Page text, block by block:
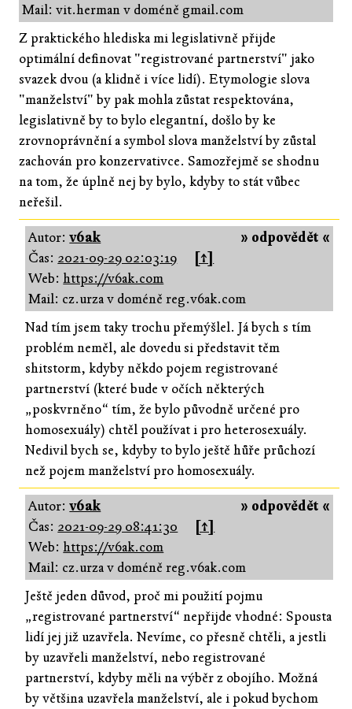
Mail: vit.herman v doméně gmail.com
Z praktického hlediska mi legislativně přijde
optimální definovat "registrované partnerství" jako
svazek dvou (a klidně i více lidí). Etymologie slova
"manželství" by pak mohla zůstat respektována,
legislativně by to bylo elegantní, došlo by ke
zrovnoprávnění a symbol slova manželství by zůstal
zachován pro konzervativce. Samozřejmě se shodnu
na tom, že úplně nej by bylo, kdyby to stát vůbec
neřešil.
» odpovědět «
Autor:v6ak
Čas: 2021-09-29 02:03:19
[↑]
Web:https://v6ak.com
Mail: cz.urza v doméně reg.v6ak.com
Nad tím jsem taky trochu přemýšlel. Já bych s tím
problém neměl, ale dovedu si představit těm
shitstorm, kdyby někdo pojem registrované
partnerství (které bude v očích některých
„poskvrněno“ tím, že bylo původně určené pro
homosexuály) chtěl používat i pro heterosexuály.
Nedivil bych se, kdyby to bylo ještě hůře průchozí
než pojem manželství pro homosexuály.
» odpovědět «
Autor:v6ak
Čas: 2021-09-29 08:41:30
[↑]
Web:https://v6ak.com
Mail: cz.urza v doméně reg.v6ak.com
Ještě jeden důvod, proč mi použití pojmu
„registrované partnerství“ nepřijde vhodné: Spousta
lidí jej již uzavřela. Nevíme, co přesně chtěli, a jestli
by uzavřeli manželství, nebo registrované
partnerství, kdyby měli na výběr z obojího. Možná
by většina uzavřela manželství, ale i pokud bychom